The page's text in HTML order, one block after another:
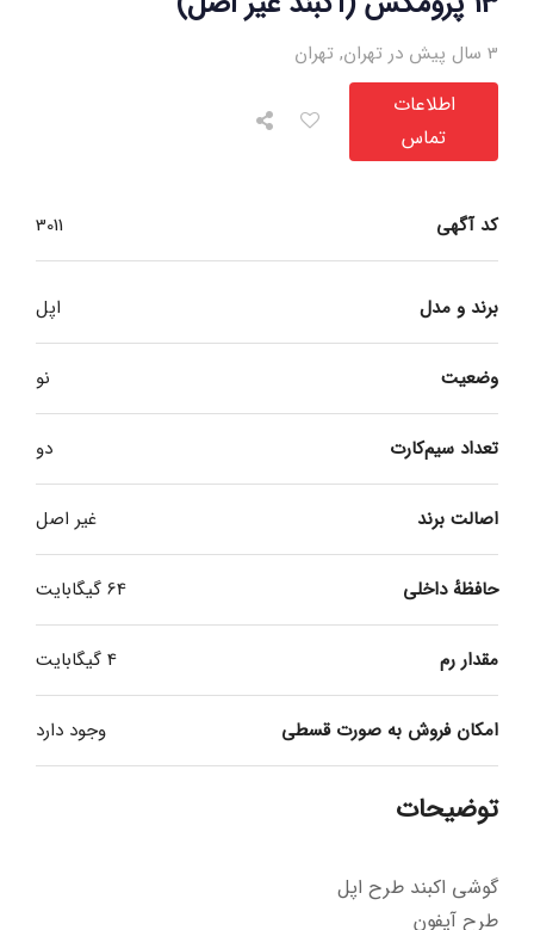
3 سال پیش در تهران , تهران
اطلاعات
تماس
کد آگهی 3011
برند و مدل اپل
وضعیت نو
تعداد سیم‌کارت دو
اصالت برند غیر اصل
حافظهٔ داخلی 64 گیگابایت
مقدار رم 4 گیگابایت
امکان فروش به صورت قسطی وجود دارد
توضیحات
گوشی اکبند طرح اپل
طرح آیفون